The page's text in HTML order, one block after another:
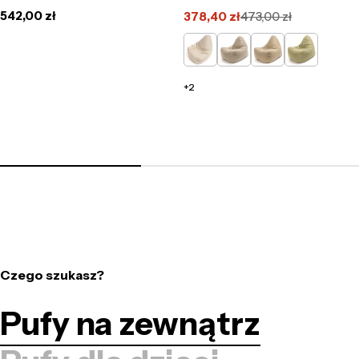
Cena
542,00 zł
Cena
promocyjna
378,40 zł
Cena
regularna
473,00 zł
Piaskowy
8315
Kawowy
8008
Ciemno
beżowy
Pistacjowy
6003
+2
Czego szukasz?
Pufy na zewnątrz